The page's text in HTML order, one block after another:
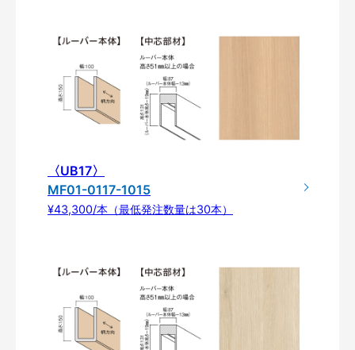
〈UB17〉
MF01-0117-1015
¥43,300/本（最低発注数量は30本）